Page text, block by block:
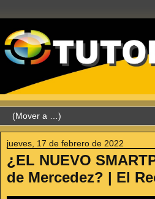
jueves, 17 de febrero de 2022
¿EL NUEVO
de Mercedez? | El